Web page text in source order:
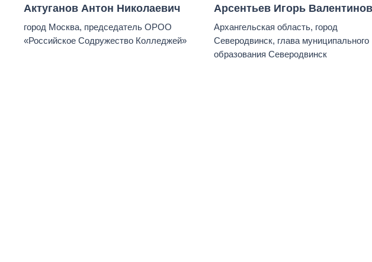
Актуганов Антон Николаевич
город Москва, председатель ОРОО
«Российское Содружество Колледжей»
Арсентьев Игорь
Архангельская область, город
Северодвинск, глава муниципального
образования Северодвинск